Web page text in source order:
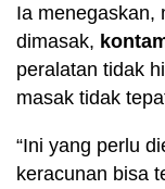
Ia menegaskan,
dimasak,
peralatan tidak
masak tidak
“Ini yang perlu
keracunan bisa